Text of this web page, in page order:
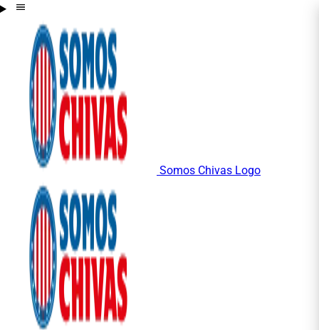
Somos Chivas Logo